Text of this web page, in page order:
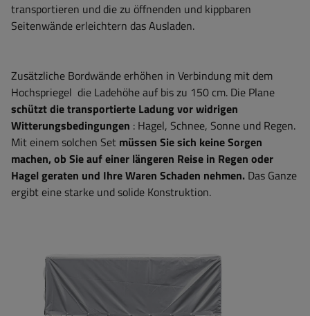
transportieren und die zu öffnenden und kippbaren
Seitenwände erleichtern das Ausladen.
Zusätzliche Bordwände erhöhen in Verbindung mit dem
Hochspriegel die Ladehöhe auf bis zu 150 cm. Die Plane
schützt die transportierte Ladung vor widrigen
Witterungsbedingungen : Hagel, Schnee, Sonne und Regen.
Mit einem solchen Set müssen Sie sich keine Sorgen
machen, ob Sie auf einer längeren Reise in Regen oder
Hagel geraten und Ihre Waren Schaden nehmen. Das Ganze
ergibt eine starke und solide Konstruktion.